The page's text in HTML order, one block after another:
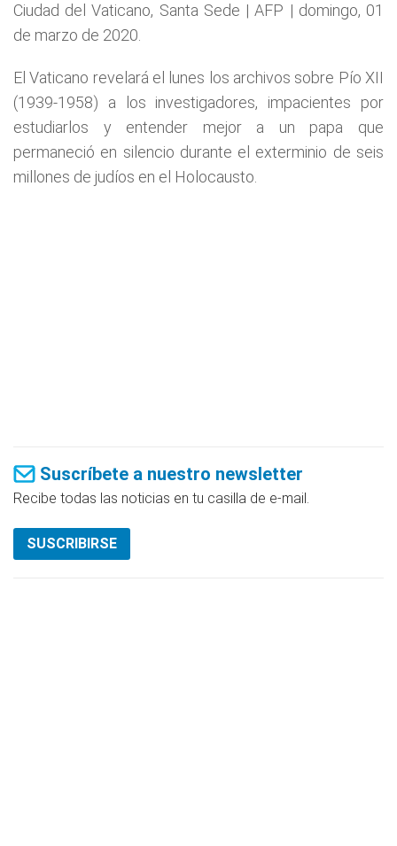
Ciudad del Vaticano, Santa Sede | AFP | domingo, 01
de marzo de 2020.
El Vaticano revelará el lunes los archivos sobre Pío XII
(1939-1958) a los investigadores, impacientes por
estudiarlos y entender mejor a un papa que
permaneció en silencio durante el exterminio de seis
millones de judíos en el Holocausto.
Suscríbete a nuestro newsletter
Recibe todas las noticias en tu casilla de e-mail.
SUSCRIBIRSE